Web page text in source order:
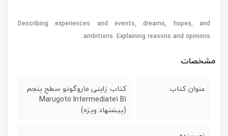
Describing experiences and events, dreams, hopes, and
ambitions. Explaining reasons and opinions.
مشخصات
عنوان کتاب
کتاب ژاپنی ماروگوتو سطح پنجم
Marugoto Intermediate1 B1
(پیشنهاد ویژه)